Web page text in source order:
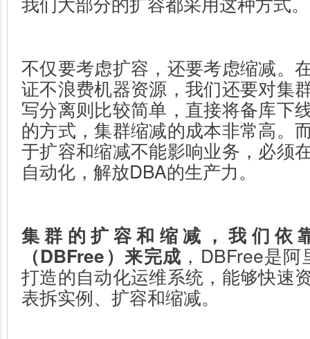
不仅要考虑扩容，还要考虑缩减。
证不浪费机器资源，我们还要对集
写分离则比较简单，直接将备库下
的方式，集群缩减的成本非常高。
于扩容和缩减不能影响业务，必须
自动化，解放DBA的生产力。
集群的扩容和缩减，我们依
（DBFree）来完成 ，DBFree是
打造的自动化运维系统，能够快速
表拆实例、扩容和缩减。